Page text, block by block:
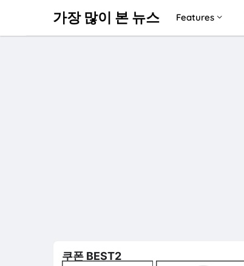
가장 많이 본 뉴스 Features
쿠폰 BEST2